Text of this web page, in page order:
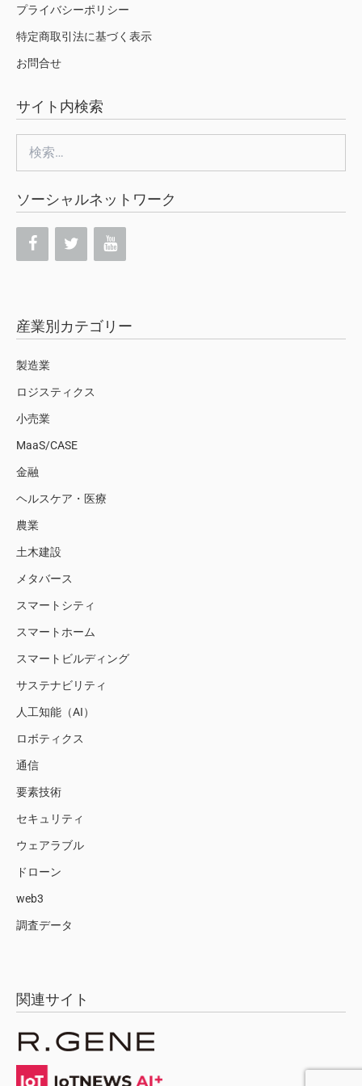
プライバシーポリシー
特定商取引法に基づく表示
お問合せ
サイト内検索
索:
ソーシャルネットワーク
産業別カテゴリー
製造業
ロジスティクス
小売業
MaaS/CASE
金融
ヘルスケア・医療
農業
土木建設
メタバース
スマートシティ
スマートホーム
スマートビルディング
サステナビリティ
人工知能（AI）
ロボティクス
通信
要素技術
セキュリティ
ウェアラブル
ドローン
web3
調査データ
関連サイト